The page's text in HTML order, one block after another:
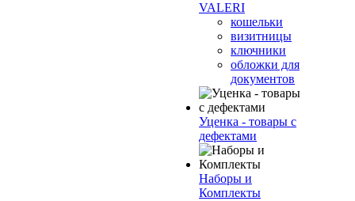
VALERI
кошельки
визитницы
ключники
обложки для
документов
Уценка - товары с
дефектами
Наборы и
Комплекты